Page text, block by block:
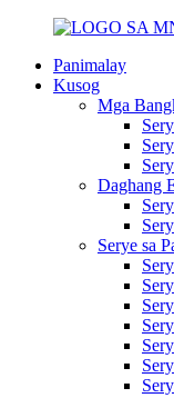
Panimalay
Kusog
Mga
Daghang
Serye sa